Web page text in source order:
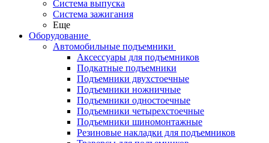
Система выпуска
Система зажигания
Еще
Оборудование
Автомобильные подъемники
Аксессуары для подъемников
Подкатные подъемники
Подъемники двухстоечные
Подъемники ножничные
Подъемники одностоечные
Подъемники четырехстоечные
Подъемники шиномонтажные
Резиновые накладки для подъемников